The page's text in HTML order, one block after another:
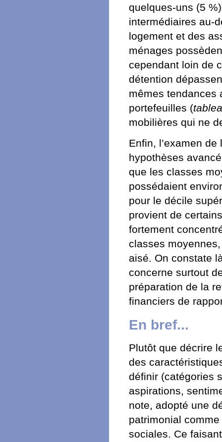
quelques-uns (5
intermédiaires au-
logement et des
ménages
cependant loin de
détention
mêmes tendances
portefeuilles (
mobilières qui ne
Enfin, l’examen
hypothèses
que les classes
possédaient
pour le décile
provient de
fortement
classes
aisé. On constate
concerne surtout
préparation de la
financiers de
En bref...
Plutôt que décrire
des
définir (catégories
aspirations,
note, adopté une
patrimonial
sociales. Ce